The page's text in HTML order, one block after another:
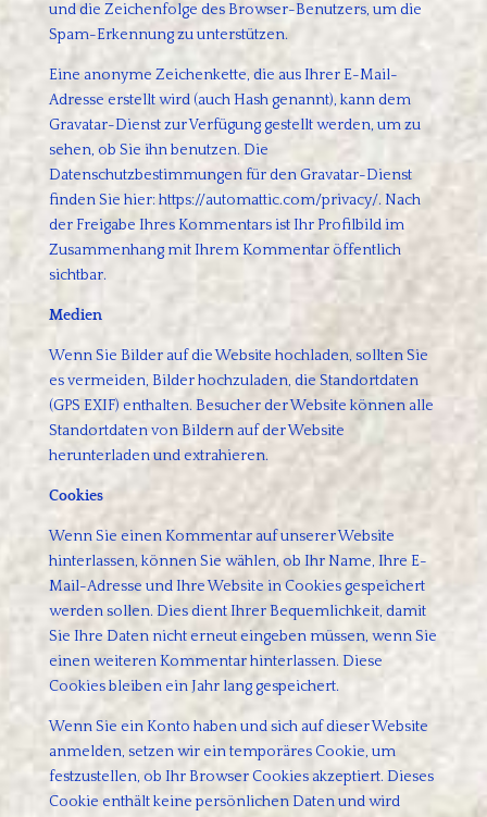
und die Zeichenfolge des Browser-Benutzers, um die
Spam-Erkennung zu unterstützen.
Eine anonyme Zeichenkette, die aus Ihrer E-Mail-
Adresse erstellt wird (auch Hash genannt), kann dem
Gravatar-Dienst zur Verfügung gestellt werden, um zu
sehen, ob Sie ihn benutzen. Die
Datenschutzbestimmungen für den Gravatar-Dienst
finden Sie hier: https://automattic.com/privacy/. Nach
der Freigabe Ihres Kommentars ist Ihr Profilbild im
Zusammenhang mit Ihrem Kommentar öffentlich
sichtbar.
Medien
Wenn Sie Bilder auf die Website hochladen, sollten Sie
es vermeiden, Bilder hochzuladen, die Standortdaten
(GPS EXIF) enthalten. Besucher der Website können alle
Standortdaten von Bildern auf der Website
herunterladen und extrahieren.
Cookies
Wenn Sie einen Kommentar auf unserer Website
hinterlassen, können Sie wählen, ob Ihr Name, Ihre E-
Mail-Adresse und Ihre Website in Cookies gespeichert
werden sollen. Dies dient Ihrer Bequemlichkeit, damit
Sie Ihre Daten nicht erneut eingeben müssen, wenn Sie
einen weiteren Kommentar hinterlassen. Diese
Cookies bleiben ein Jahr lang gespeichert.
Wenn Sie ein Konto haben und sich auf dieser Website
anmelden, setzen wir ein temporäres Cookie, um
festzustellen, ob Ihr Browser Cookies akzeptiert. Dieses
Cookie enthält keine persönlichen Daten und wird